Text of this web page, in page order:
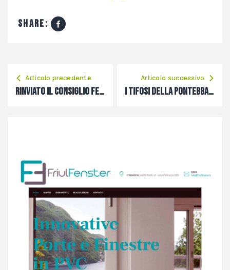
share:
Articolo precedente
Rinviato il Consiglio Federale della Figc
Articolo successivo
I tifosi della Pontebbana hanno scelto la loro squadra top